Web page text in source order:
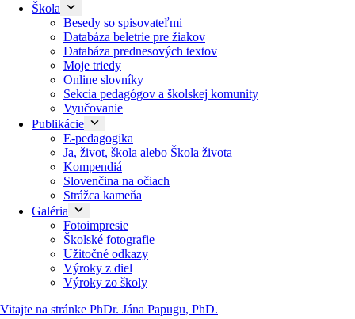
Škola
Besedy so spisovateľmi
Databáza beletrie pre žiakov
Databáza prednesových textov
Moje triedy
Online slovníky
Sekcia pedagógov a školskej komunity
Vyučovanie
Publikácie
E-pedagogika
Ja, život, škola alebo Škola života
Kompendiá
Slovenčina na očiach
Strážca kameňa
Galéria
Fotoimpresie
Školské fotografie
Užitočné odkazy
Výroky z diel
Výroky zo školy
Vitajte na stránke PhDr. Jána Papugu, PhD.